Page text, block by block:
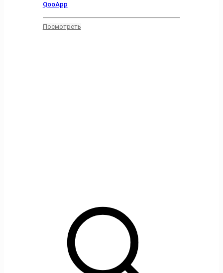
QooApp
Посмотреть